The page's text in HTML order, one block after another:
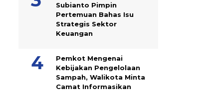
Subianto Pimpin
Pertemuan Bahas Isu
Strategis Sektor
Keuangan
Pemkot Mengenai
Kebijakan Pengelolaan
Sampah, Walikota Minta
Camat Informasikan